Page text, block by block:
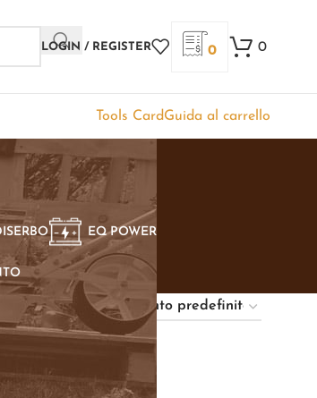
LOGIN / REGISTER 0 0
Tools CardGuida al carrello
EQ POWER
18 24